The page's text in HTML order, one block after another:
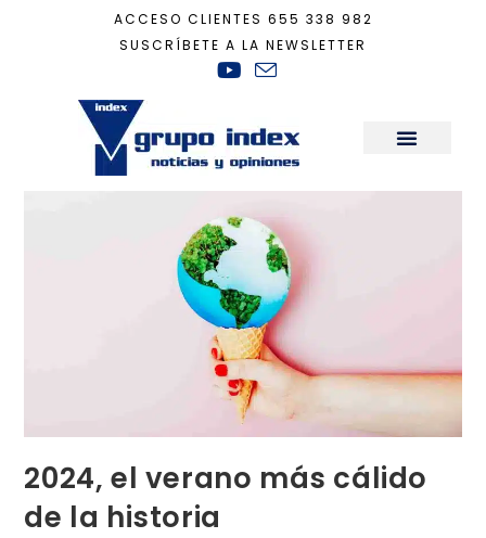
ACCESO CLIENTES 655 338 982
SUSCRÍBETE A LA NEWSLETTER
Sostenibilidad
2024, el verano más cálido
de la historia